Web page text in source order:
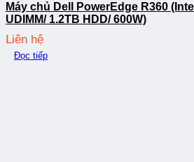
Máy chủ Dell PowerEdge R360
UDIMM/ 1.2TB HDD/ 600W)
Liên hệ
Đọc tiếp